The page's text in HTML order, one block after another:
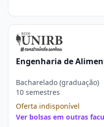
Engenharia de
Bacharelado (graduação)
10 semestres
Oferta indisponível
Ver bolsas em outras